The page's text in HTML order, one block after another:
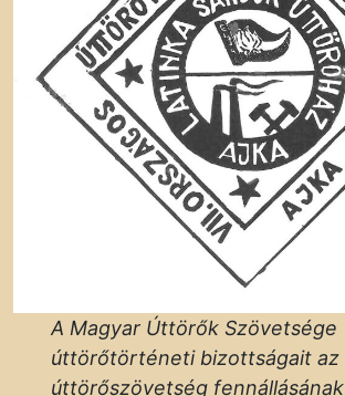
A Magyar Úttörők Szövetsége
úttörőtörténeti bizottságait az
úttörőszövetség fennállásának